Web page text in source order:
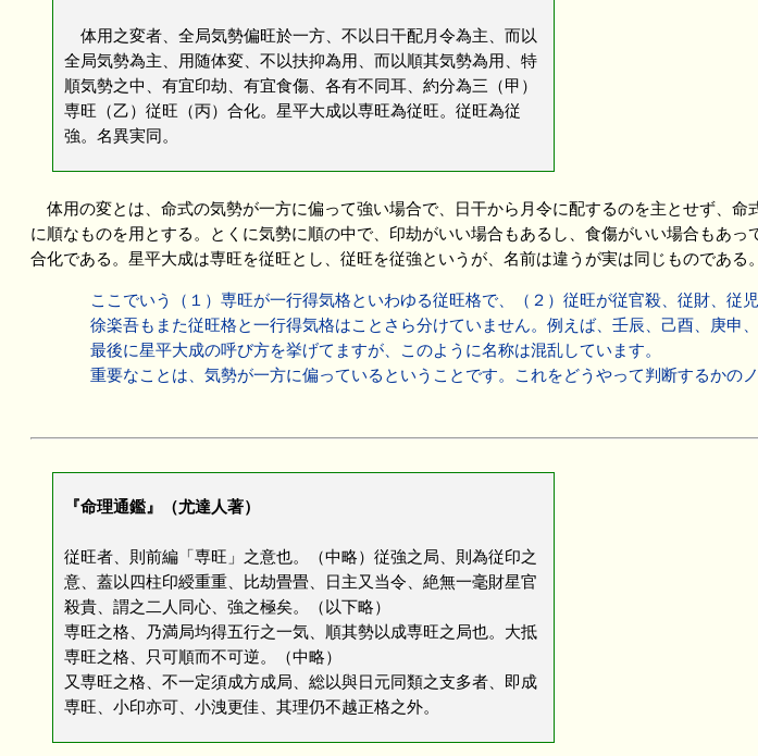
体用之変者、全局気勢偏旺於一方、不以日干配月令為主、而以
全局気勢為主、用随体変、不以扶抑為用、而以順其気勢為用、特
順気勢之中、有宜印劫、有宜食傷、各有不同耳、約分為三（甲）
専旺（乙）従旺（丙）合化。星平大成以専旺為従旺。従旺為従
強。名異実同。
体用の変とは、命式の気勢が一方に偏って強い場合で、日干から月令に配するのを主とせず、
に順なものを用とする。とくに気勢に順の中で、印劫がいい場合もあるし、食傷がいい場合もあ
合化である。星平大成は専旺を従旺とし、従旺を従強というが、名前は違うが実は同じものである。
ここでいう（１）専旺が一行得気格といわゆる従旺格で、（２）従旺が従官殺、従財、従
徐楽吾もまた従旺格と一行得気格はことさら分けていません。例えば、壬辰、己酉、庚申
最後に星平大成の呼び方を挙げてますが、このように名称は混乱しています。
重要なことは、気勢が一方に偏っているということです。これをどうやって判断するかの
『命理通鑑』（尤達人著）
従旺者、則前編「専旺」之意也。（中略）従強之局、則為従印之
意、蓋以四柱印綬重重、比劫畳畳、日主又当令、絶無一毫財星官
殺貴、謂之二人同心、強之極矣。（以下略）
専旺之格、乃満局均得五行之一気、順其勢以成専旺之局也。大抵
専旺之格、只可順而不可逆。（中略）
又専旺之格、不一定須成方成局、総以與日元同類之支多者、即成
専旺、小印亦可、小洩更佳、其理仍不越正格之外。